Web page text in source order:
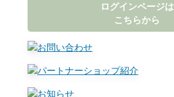
ログインページは
こちらから